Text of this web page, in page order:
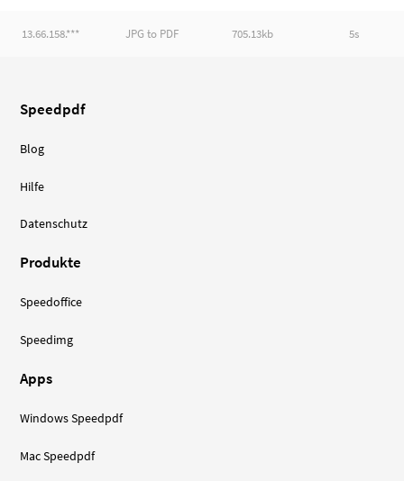
13.66.158.*** JPG to PDF 705.13kb 5s
Speedpdf
Blog
Hilfe
Datenschutz
Produkte
Speedoffice
Speedimg
Apps
Windows Speedpdf
Mac Speedpdf